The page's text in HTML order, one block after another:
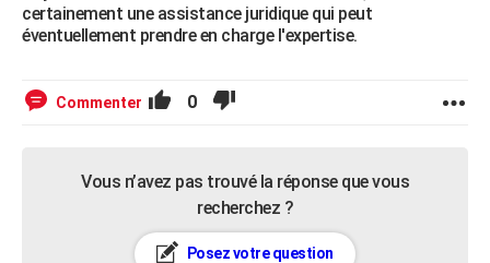
certainement une assistance juridique qui peut
éventuellement prendre en charge l'expertise.
Commenter 0
Vous n’avez pas trouvé la réponse que vous
recherchez ?
Posez votre question